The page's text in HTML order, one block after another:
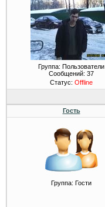
Группа: Пользователи
Сообщений: 37
Статус: Offline
Гость
Группа: Гости